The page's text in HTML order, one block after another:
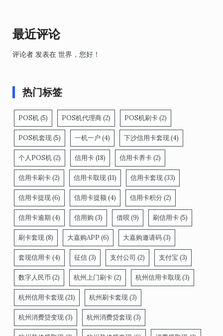
最近评论
评论者 发表在 世界，您好！
热门标签
POS机(5) POS机代理商(2) POS机刷卡(2)
POS机套现(5) 一机一户 (4) 下沙信用卡套现(4)
个人POS机(2) 信用卡(18) 信用卡养卡(2)
信用卡刷卡(2) 信用卡取现(11) 信用卡套现(33)
信用卡提现(6) 信用卡提额(4) 信用卡积分 (2)
信用卡逾期 (4) 信用购 (3) 借呗 (9) 刷信用卡(5)
刷卡套现(8) 大嘉购APP (6) 大嘉购邀请码(3)
套现信用卡(4) 征信(3) 支付公司 (2) 支付宝 (3)
数字人民币 (2) 杭州上门刷卡(2) 杭州信用卡取现(3)
杭州信用卡套现(21) 杭州刷卡套现(3)
杭州消费贷变现(3) 杭州消费贷套现(3)